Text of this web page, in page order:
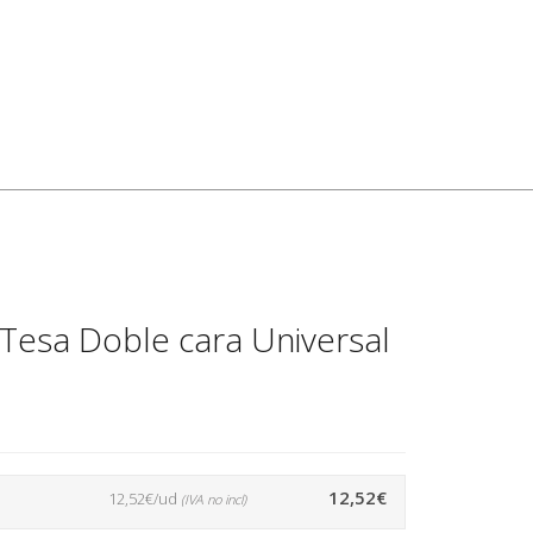
Doble cara Universal
12,52€
12,52€/ud (IVA no incl)